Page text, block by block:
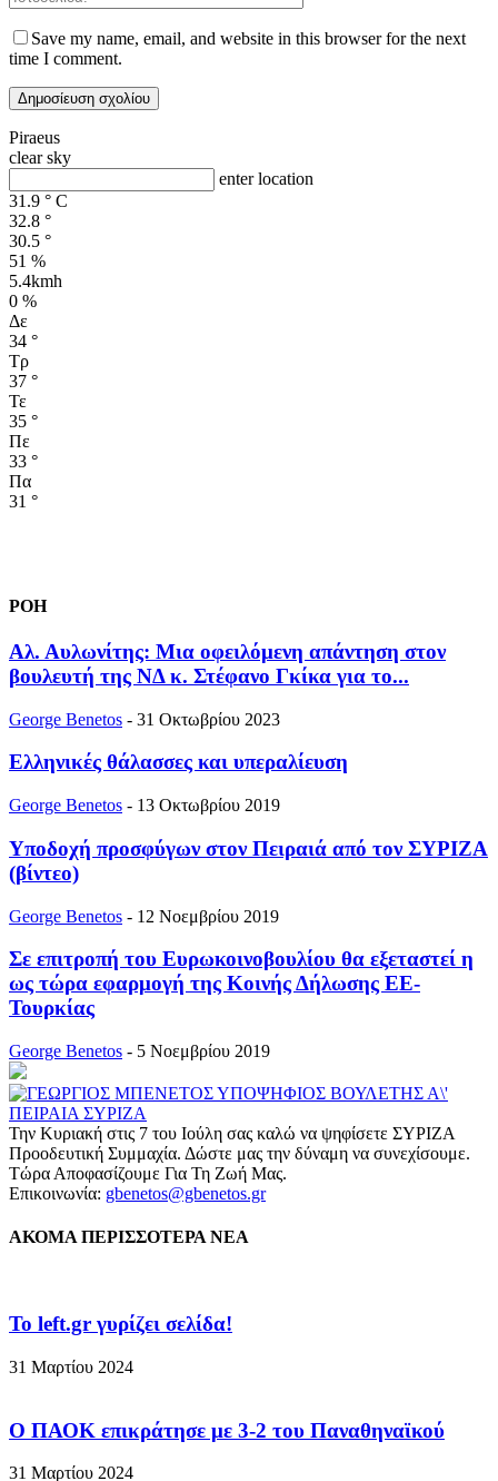
Save my name, email, and website in this browser for the next
time I comment.
Piraeus
clear sky
enter location
31.9 ° C
32.8 °
30.5 °
51 %
5.4kmh
0 %
Δε
34 °
Τρ
37 °
Τε
35 °
Πε
33 °
Πα
31 °
ΡΟΗ
Αλ. Αυλωνίτης: Μια οφειλόμενη απάντηση στον
βουλευτή της ΝΔ κ. Στέφανο Γκίκα για το...
George Benetos - 31 Οκτωβρίου 2023
Ελληνικές θάλασσες και υπεραλίευση
George Benetos - 13 Οκτωβρίου 2019
Υποδοχή προσφύγων στον Πειραιά από τον ΣΥΡΙΖΑ
(βίντεο)
George Benetos - 12 Νοεμβρίου 2019
Σε επιτροπή του Ευρωκοινοβουλίου θα εξεταστεί η
ως τώρα εφαρμογή της Κοινής Δήλωσης ΕΕ-
Τουρκίας
George Benetos - 5 Νοεμβρίου 2019
Την Κυριακή στις 7 του Ιούλη σας καλώ να ψηφίσετε ΣΥΡΙΖΑ
Προοδευτική Συμμαχία. Δώστε μας την δύναμη να συνεχίσουμε.
Τώρα Αποφασίζουμε Για Τη Ζωή Μας.
Επικοινωνία: gbenetos@gbenetos.gr
ΑΚΟΜΑ ΠΕΡΙΣΣΟΤΕΡΑ ΝΕΑ
To left.gr γυρίζει σελίδα!
31 Μαρτίου 2024
Ο ΠΑΟΚ επικράτησε με 3-2 του Παναθηναϊκού
31 Μαρτίου 2024